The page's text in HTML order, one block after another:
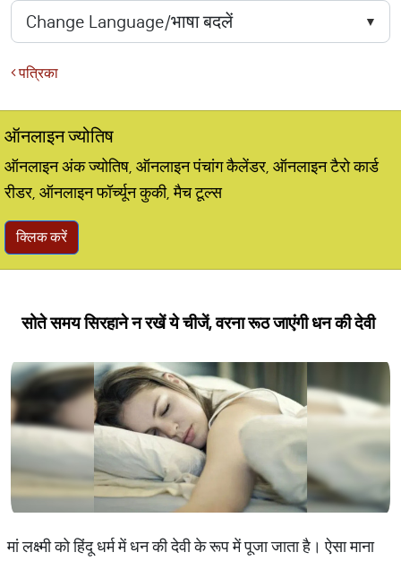
पत्रिका
ऑनलाइन ज्योतिष
ऑनलाइन अंक ज्योतिष, ऑनलाइन पंचांग कैलेंडर, ऑनलाइन टैरो कार्ड
रीडर, ऑनलाइन फॉर्च्यून कुकी, मैच टूल्स
क्लिक करें
सोते समय सिरहाने न रखें ये चीजें, वरना रूठ जाएंगी धन की देवी
मां लक्ष्मी को हिंदू धर्म में धन की देवी के रूप में पूजा जाता है। ऐसा माना